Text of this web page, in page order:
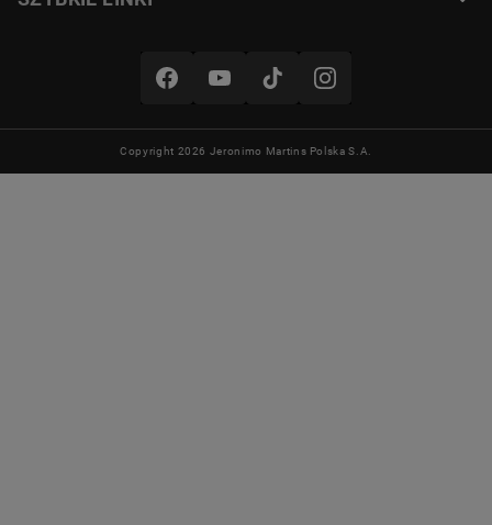
Copyright 2026 Jeronimo Martins Polska S.A.